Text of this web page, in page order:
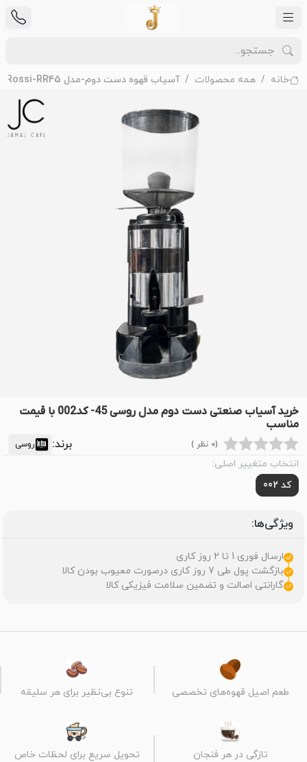
خانه همه محصولات آسیاب قهوه دست دوم-مدل Rossi-RR45- کد 002
خرید آسیاب صنعتی دست دوم مدل روسی 45- کد002 با قیمت
مناسب
(0 نظر ) برند: روسی
انتخاب متغییر اصلی:
کد 002
ویژگی‌ها:
ارسال فوری 1 تا 2 روز کاری
بازگشت پول طی 7 روز کاری درصورت معیوب بودن کالا
گارانتی اصالت و تضمین سلامت فیزیکی کالا
طعم اصیل قهوه‌های تخصصی تنوع بی‌نظیر برای هر سلیقه
تازگی در هر فنجان
تحویل سریع برای لحظات خاص